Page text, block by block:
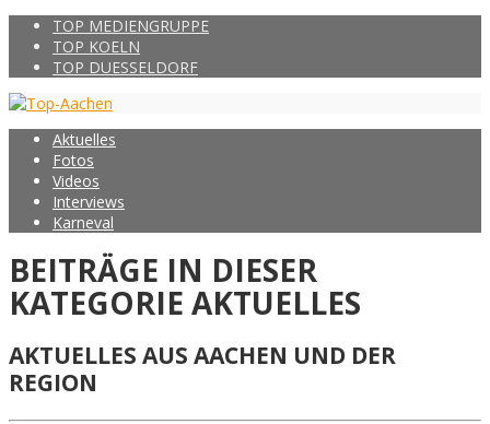
TOP MEDIENGRUPPE
TOP KOELN
TOP DUESSELDORF
Aktuelles
Fotos
Videos
Interviews
Karneval
BEITRÄGE IN DIESER
KATEGORIE AKTUELLES
AKTUELLES AUS AACHEN UND DER
REGION